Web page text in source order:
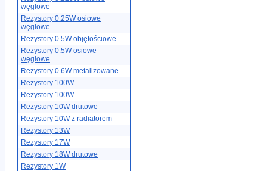
węglowe
Rezystory 0.25W osiowe
węglowe
Rezystory 0.5W objętościowe
Rezystory 0.5W osiowe
węglowe
Rezystory 0.6W metalizowane
Rezystory 100W
Rezystory 100W
Rezystory 10W drutowe
Rezystory 10W z radiatorem
Rezystory 13W
Rezystory 17W
Rezystory 18W drutowe
Rezystory 1W